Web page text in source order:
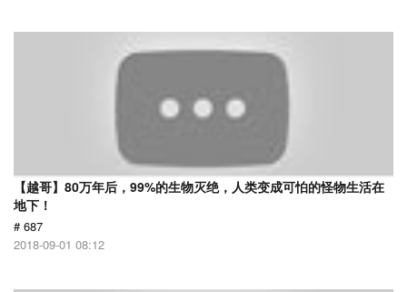
【越哥】80万年后，99%的生物灭绝，人类变成可怕的怪物生活在
地下！
# 687
2018-09-01 08:12